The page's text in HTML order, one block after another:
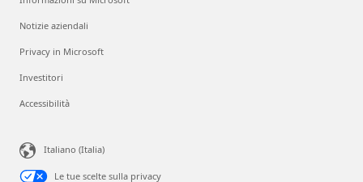
Notizie aziendali
Privacy in Microsoft
Investitori
Accessibilità
Italiano (Italia)
Le tue scelte sulla privacy